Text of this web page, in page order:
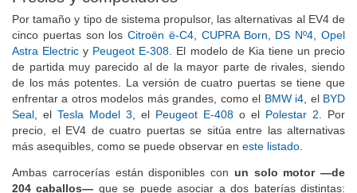
Precios y competidores
Por tamaño y tipo de sistema propulsor, las alternativas al EV4 de
cinco puertas son losCitroën ë-C4,CUPRA Born ,DS Nº4 ,Opel
Astra Electricy Peugeot E-308 . El modelo de Kia tiene un precio
de partida muy parecido al de la mayor parte de rivales, siendo
de los más potentes. La versión de cuatro puertas se tiene que
enfrentar a otros modelos más grandes, como el BMW i4, el
BYD
Seal, elTesla Model 3, elPeugeot E-408 o el Polestar 2. Por
precio, el EV4 de cuatro puertas se sitúa entre las alternativas
Ambas carrocerías están disponibles conun solo motor —de